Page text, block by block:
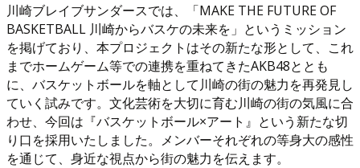
川崎ブレイブサンダースでは、「MAKE THE FUTURE OF
BASKETBALL 川崎からバスケの未来を」というミッション
を掲げており、本プロジェクトはその新たな形として、これ
までホームゲーム等での連携を重ねてきたAKB48ととも
に、バスケットボールを軸として川崎の街の魅力を再発見し
ていく試みです。文化芸術を大切に育む川崎の街の気風に合
わせ、今回は『バスケットボール×アート』という新たな切
り口を採用いたしました。メンバーそれぞれの等身大の感性
を通じて、身近な視点から街の魅力を伝えます。